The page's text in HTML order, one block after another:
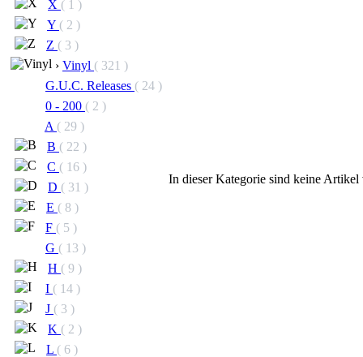
X ( 1 )
Y ( 2 )
Z ( 3 )
› Vinyl ( 321 )
G.U.C. Releases ( 24 )
0 - 200 ( 2 )
A ( 29 )
B ( 22 )
C ( 16 )
D ( 31 )
E ( 8 )
F ( 5 )
G ( 13 )
H ( 9 )
I ( 14 )
J ( 3 )
K ( 2 )
L ( 6 )
In dieser Kategorie sind keine Artikel